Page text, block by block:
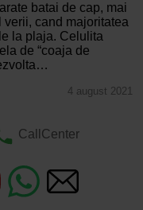
batai de cap, mai
verii, cand majoritatea
la plaja. Celulita
de “coaja de
4 august 2021
CallCenter